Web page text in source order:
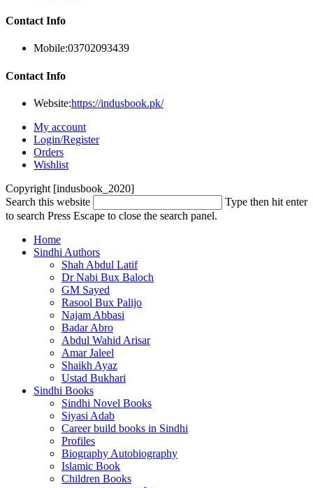
Contact Info
Mobile:03702093439
Contact Info
Website:https://indusbook.pk/
My account
Login/Register
Orders
Wishlist
Copyright [indusbook_2020]
Search this website
Type then hit enter
to search Press Escape to close the search panel.
Home
Sindhi Authors
Shah Abdul Latif
Dr Nabi Bux Baloch
GM Sayed
Rasool Bux Palijo
Najam Abbasi
Badar Abro
Abdul Wahid Arisar
Amar Jaleel
Shaikh Ayaz
Ustad Bukhari
Sindhi Books
Sindhi Novel Books
Siyasi Adab
Career build books in Sindhi
Profiles
Biography Autobiography
Islamic Book
Children Books